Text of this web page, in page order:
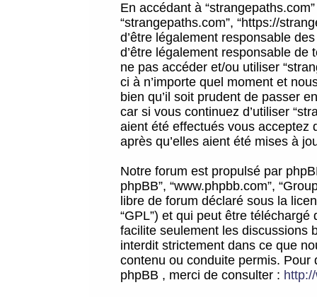
En accédant à
“strangepaths.com”, “https://
d’être légalement responsable
d’être légalement responsable
ne pas accéder et/ou utiliser
ci à n’importe quel moment et
bien qu’il soit prudent de passer
car si vous continuez d’utiliser
aient été effectués vous acceptez
après qu’elles aient été mises à
Notre forum est propulsé par
phpBB”, “www.phpbb.com”,
libre de forum déclaré sous la
“GPL”) et qui peut être téléchargé
facilite seulement les discussions
interdit strictement dans ce que
contenu ou conduite permis.
phpBB , merci de consulter :